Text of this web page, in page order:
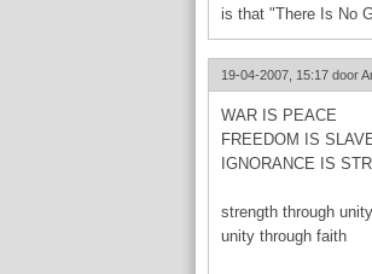
is that "There Is No
19-04-2007, 15:17 door
WAR IS PEACE
FREEDOM IS
IGNORANCE IS
strength through unity
unity through faith